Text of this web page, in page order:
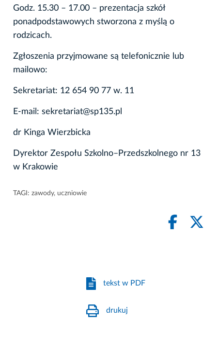
Godz. 15.30 – 17.00 – prezentacja szkół
ponadpodstawowych stworzona z myślą o
rodzicach.
Zgłoszenia przyjmowane są telefonicznie lub
mailowo:
Sekretariat: 12 654 90 77 w. 11
E-mail: sekretariat@sp135.pl
dr Kinga Wierzbicka
Dyrektor Zespołu Szkolno–Przedszkolnego nr 13
w Krakowie
TAGI: zawody, uczniowie
tekst w PDF
drukuj